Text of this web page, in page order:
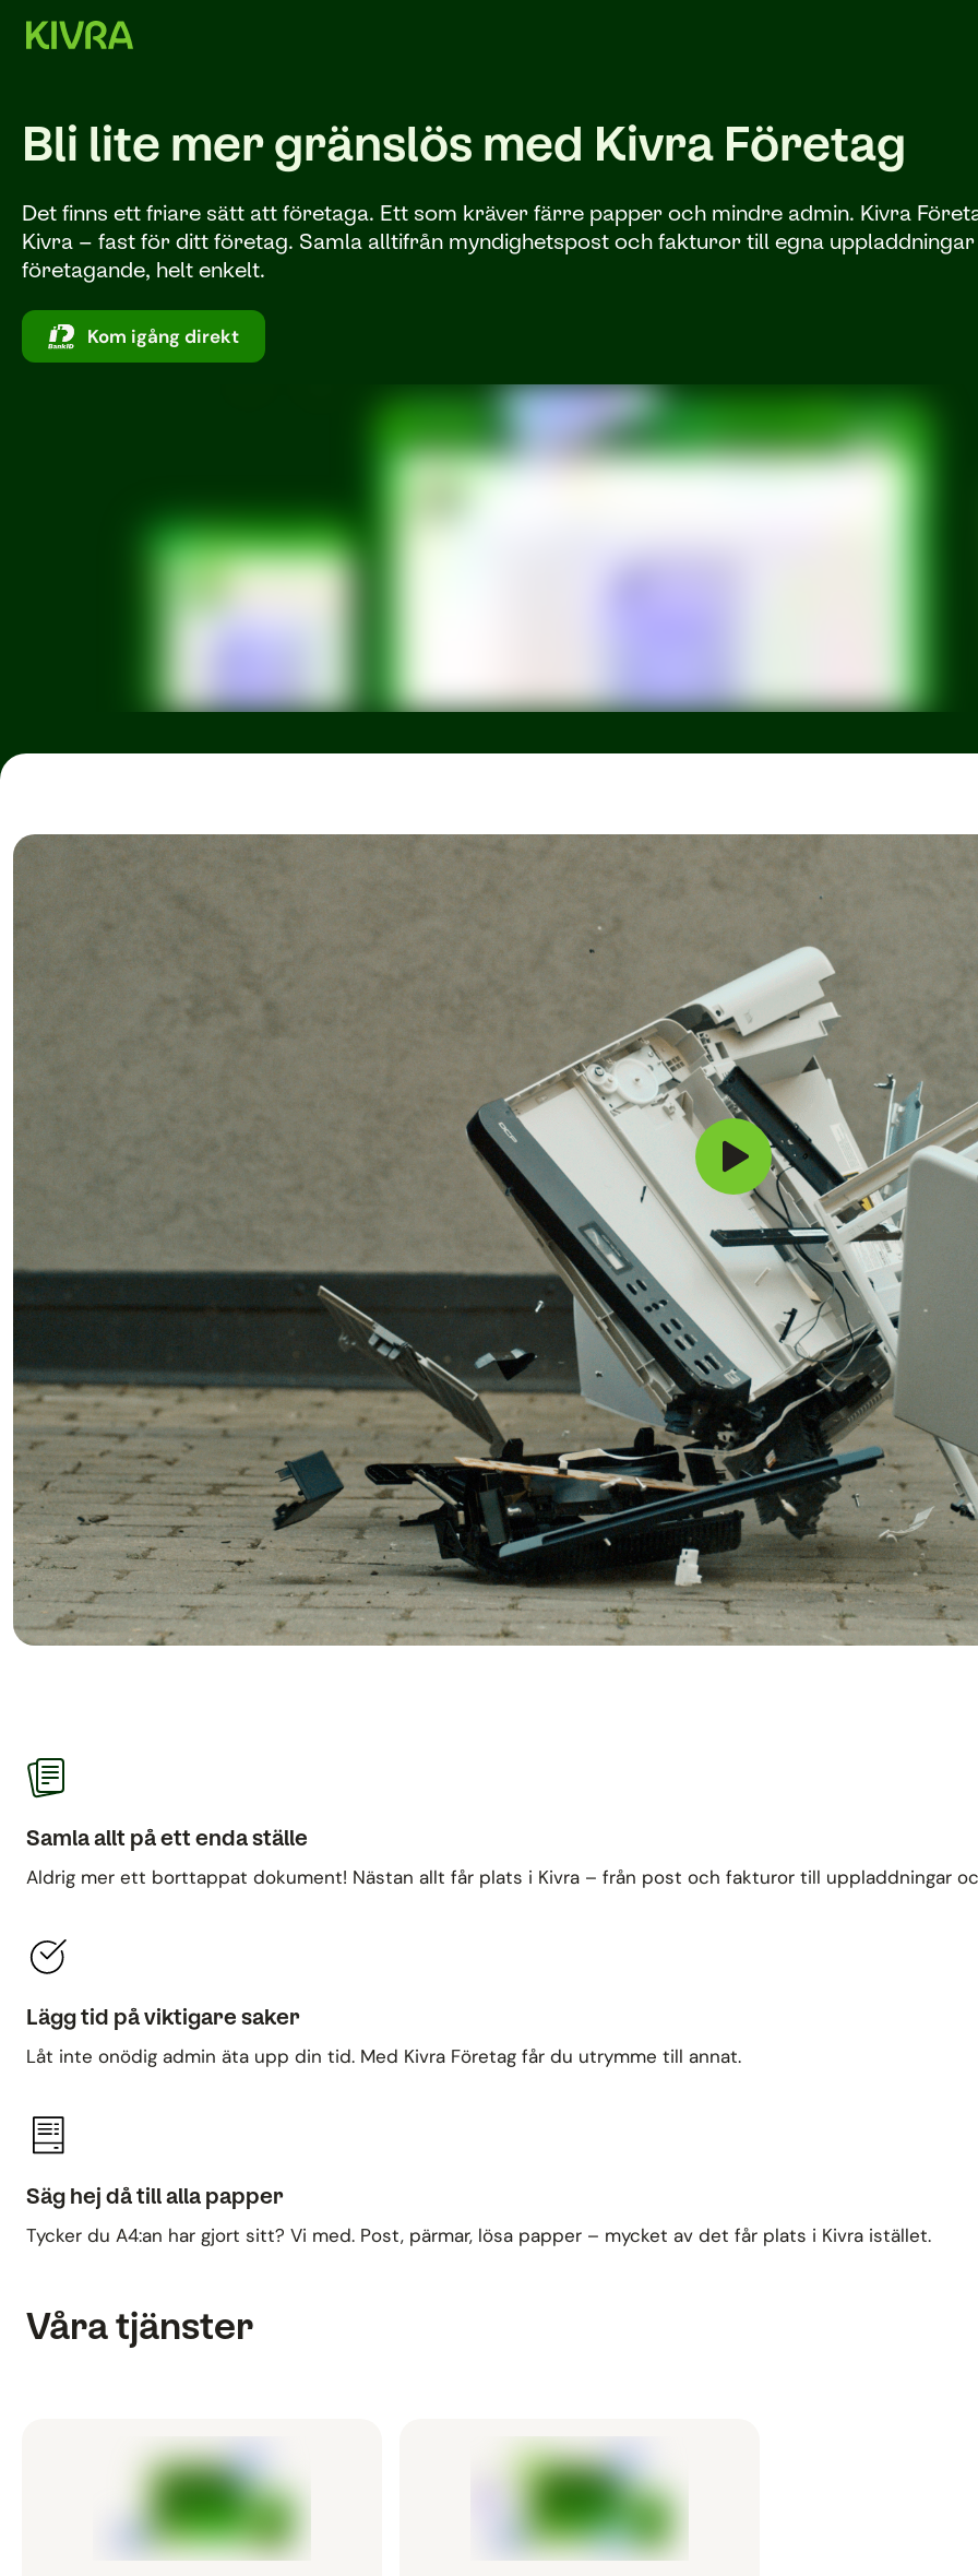
Bli lite mer gränslös med Kivra Företag
Det finns ett friare sätt att företaga. Ett som kräver färre papper och mindre admin. Kivra
Kivra – fast för ditt företag. Samla alltifrån myndighetspost och fakturor till egna
företagande, helt enkelt.
Kom igång direkt
Samla allt på ett enda ställe
Aldrig mer ett borttappat dokument! Nästan allt får plats i Kivra – från post och fakturor till uppladdningar
Lägg tid på viktigare saker
Låt inte onödig admin äta upp din tid. Med Kivra Företag får du utrymme till annat.
Säg hej då till alla papper
Tycker du A4:an har gjort sitt? Vi med. Post, pärmar, lösa papper – mycket av det får plats i Kivra istället.
Våra tjänster